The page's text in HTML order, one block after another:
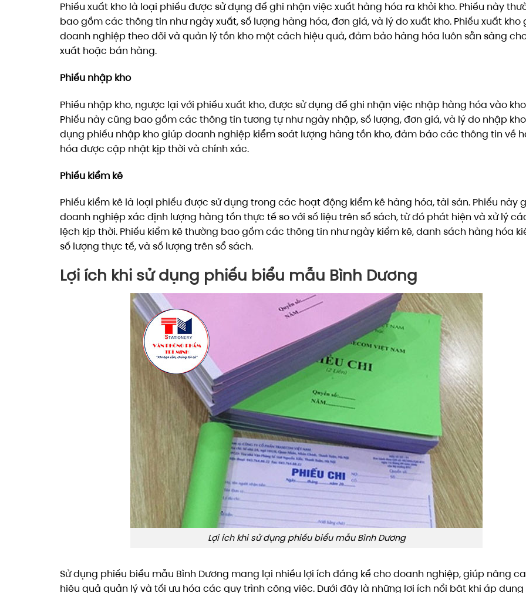
Phiếu xuất kho là loại phiếu được sử dụng để ghi nhận việc xuất hàng hóa ra khỏi kho. Phiếu này
bao gồm các thông tin như ngày xuất, số lượng hàng hóa, đơn giá, và lý do xuất kho. Phiếu xuất kho
doanh nghiệp theo dõi và quản lý tồn kho một cách hiệu quả, đảm bảo hàng hóa luôn sẵn sàng
xuất hoặc bán hàng.
Phiếu nhập kho
Phiếu nhập kho, ngược lại với phiếu xuất kho, được sử dụng để ghi nhận việc nhập hàng hóa vào
Phiếu này cũng bao gồm các thông tin tương tự như ngày nhập, số lượng, đơn giá, và lý do nhập
dụng phiếu nhập kho giúp doanh nghiệp kiểm soát lượng hàng tồn kho, đảm bảo các thông tin về
hóa được cập nhật kịp thời và chính xác.
Phiếu kiểm kê
Phiếu kiểm kê là loại phiếu được sử dụng trong các hoạt động kiểm kê hàng hóa, tài sản. Phiếu này
doanh nghiệp xác định lượng hàng tồn thực tế so với số liệu trên sổ sách, từ đó phát hiện và xử lý
lệch kịp thời. Phiếu kiểm kê thường bao gồm các thông tin như ngày kiểm kê, danh sách hàng hóa
số lượng thực tế, và số lượng trên sổ sách.
Lợi ích khi sử dụng phiếu biểu mẫu Bình Dương
Lợi ích khi sử dụng phiếu biểu mẫu Bình Dương
Sử dụng phiếu biểu mẫu Bình Dương mang lại nhiều lợi ích đáng kể cho doanh nghiệp, giúp nâng
hiệu quả quản lý và tối ưu hóa các quy trình công việc. Dưới đây là những lợi ích nổi bật khi áp dụng